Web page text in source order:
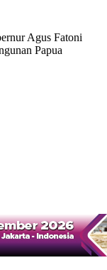
Agus Fatoni
Papua